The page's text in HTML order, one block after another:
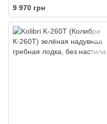
гребная лодка, без настила
9 970 грн